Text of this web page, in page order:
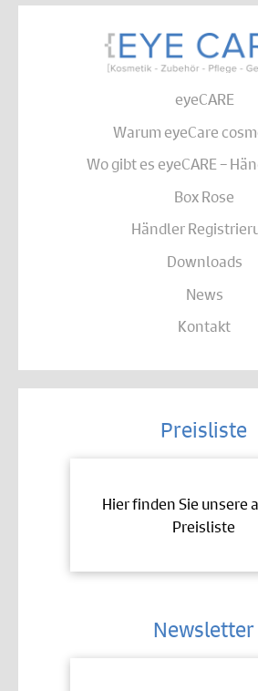
eyeCARE
Warum eyeCare
Wo gibt es eyeCARE –
Box Rose
Händler
Downloads
News
Kontakt
Preisliste
Hier finden Sie unsere
Preisliste
Newsletter